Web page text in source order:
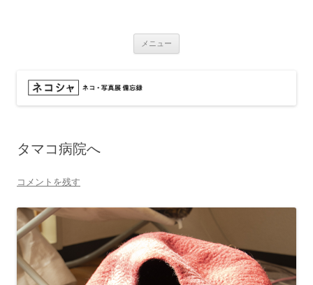
メニュー
タマコ病院へ
コメントを残す